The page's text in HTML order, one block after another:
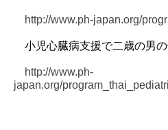
http://www.ph-japan.org/
小児心臓病支援で二歳の男
http://www.ph-
japan.org/